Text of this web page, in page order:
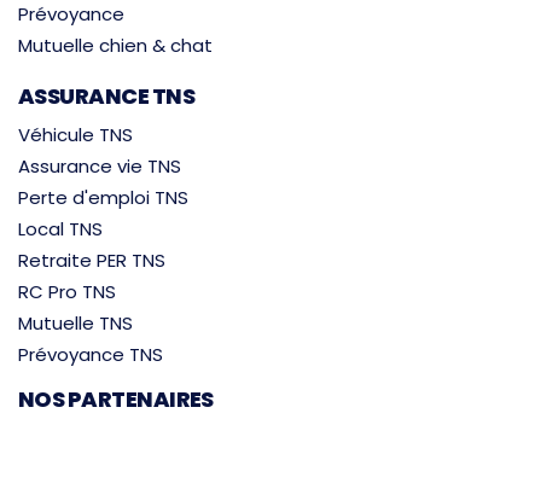
Prévoyance
Mutuelle chien & chat
ASSURANCE TNS
Véhicule TNS
Assurance vie TNS
Perte d'emploi TNS
Local TNS
Retraite PER TNS
RC Pro TNS
Mutuelle TNS
Prévoyance TNS
NOS PARTENAIRES